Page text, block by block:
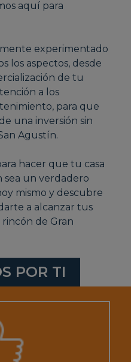
aquí para
experimentado
los aspectos, desde
de tu
a los
para que
una inversión sin
Agustín.
hacer que tu casa
sea un verdadero
mismo y descubre
a alcanzar tus
de Gran
POR TI